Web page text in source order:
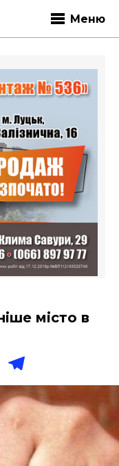
Меню
місто в